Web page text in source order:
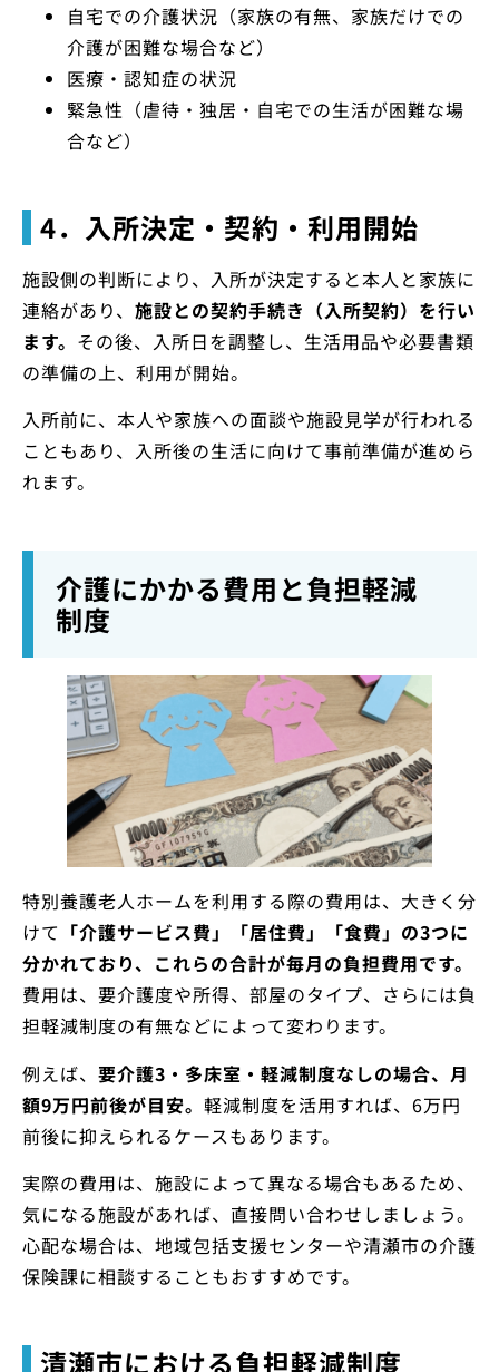
自宅での介護状況（家族の有無、家族だけでの
介護が困難な場合など）
医療・認知症の状況
緊急性（虐待・独居・自宅での生活が困難な場
合など）
4．入所決定・契約・利用開始
施設側の判断により、入所が決定すると本人と家族に
連絡があり、 施設との契約手続き（入所契約）を行い
ます。 その後、入所日を調整し、生活用品や必要書類
の準備の上、利用が開始。
入所前に、本人や家族への面談や施設見学が行われる
こともあり、入所後の生活に向けて事前準備が進めら
れます。
介護にかかる費用と負担軽減
制度
特別養護老人ホームを利用する際の費用は、大きく分
けて 「介護サービス費」「居住費」「食費」の3つに
分かれており、これらの合計が毎月の負担費用です。
費用は、要介護度や所得、部屋のタイプ、さらには負
担軽減制度の有無などによって変わります。
例えば、 要介護3・多床室・軽減制度なしの場合、月
額9万円前後が目安。 軽減制度を活用すれば、6万円
前後に抑えられるケースもあります。
実際の費用は、施設によって異なる場合もあるため、
気になる施設があれば、直接問い合わせしましょう。
心配な場合は、地域包括支援センターや清瀬市の介護
保険課に相談することもおすすめです。
清瀬市における負担軽減制度